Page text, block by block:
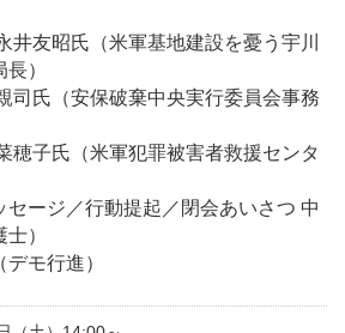
井友昭氏（米軍基地建設を憂う宇川
）
司氏（安保破棄中央実行委員会事務
穂子氏（米軍犯罪被害者救援センタ
セージ／行動提起／閉会あいさつ 中
）
モ行進）